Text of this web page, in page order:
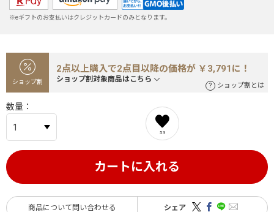
※eギフトのお支払いはクレジットカードのみとなります。
ショップ割
2点以上購入で2点目以降の価格が ￥3,791に！
ショップ割対象商品はこちら
ショップ割とは
数量
53
カートに入れる
商品について問い合わせる シェア